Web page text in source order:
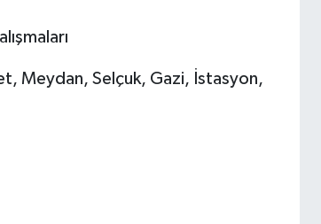
Meydan, Selçuk, Gazi, İstasyon,